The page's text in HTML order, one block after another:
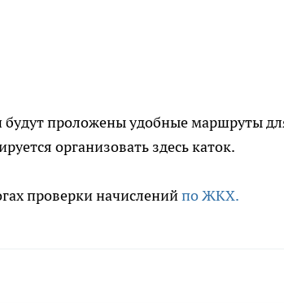
будут проложены удобные маршруты
организовать здесь каток.
проверки начисленийпо ЖКХ.